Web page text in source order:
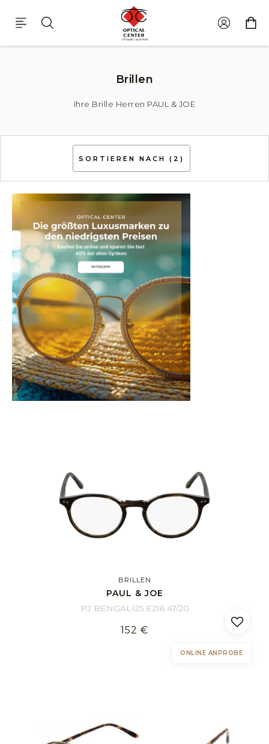
Brillen Herren Paul & Joe
Brillen
Ihre Brille Herren PAUL & JOE
SORTIEREN NACH (2)
BRILLEN
PAUL & JOE
PJ BENGALI25 E216 47/20
152 €
ONLINE ANPROBE